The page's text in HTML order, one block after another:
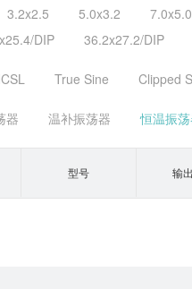
3.2x2.5 5.0x3.2 7.0x5.0
DIP 36.2x27.2/DIP
True Sine Clipped
器 温补振荡器 恒温振
型号 输